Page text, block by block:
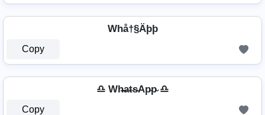
Whå†§Äþþ
Copy
♎ Wh̴̶a̴t̴s̴Ap̴p̴ ♎
Copy